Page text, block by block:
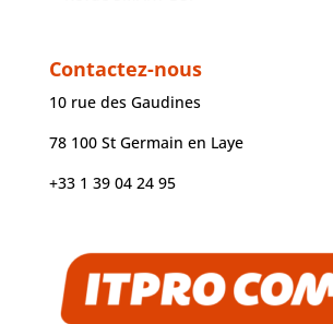
Contactez-nous
10 rue des Gaudines
78 100 St Germain en Laye
+33 1 39 04 24 95